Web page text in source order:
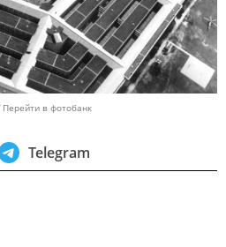
Перейти в фотобанк
Telegram